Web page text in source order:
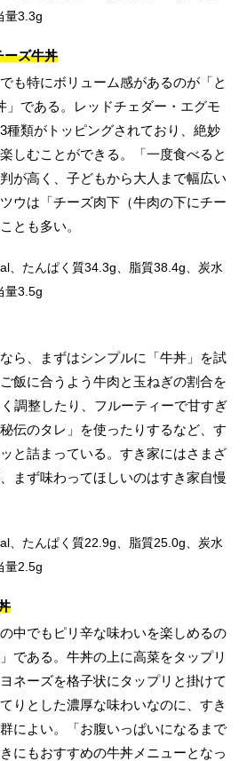
量3.3g
ーズ牛丼
も特にボリューム感があるのが「と
」である。レッドチェダー・エグモ
種類がトッピングされており、絶妙
しむことができる。「一度食べると
が高く、子どもから大人まで幅広い
ウは「チーズ肉下（牛肉の下にチー
とも多い。
、たんぱく質34.3g、脂質38.4g、炭水
量3.5g
ら、まずはシンプルに「牛丼」を試
飯に合うよう牛肉と玉ねぎの割合を
く調整したり、フルーティーで甘すぎ
伝のタレ」を使ったりするなど、す
と詰まっている。すき家にはさまざ
まず味わってほしいのはすき家自慢
、たんぱく質22.9g、脂質25.0g、炭水
量2.5g
中でもピリ辛な味わいを楽しめるの
である。牛丼の上に高菜をタップリ
ネーズを格子状にタップリと掛けて
りとした濃厚な味わいなのに、すき
によい。「お腹いっぱいになるまで
にもおすすめの牛丼メニューとなっ